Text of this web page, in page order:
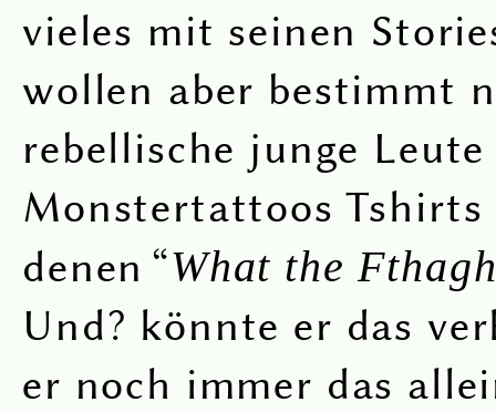
vieles mit seinen
wollen aber bestimmt
rebellische junge
Monstertattoos
denen “What the
Und? könnte er das
er noch immer das